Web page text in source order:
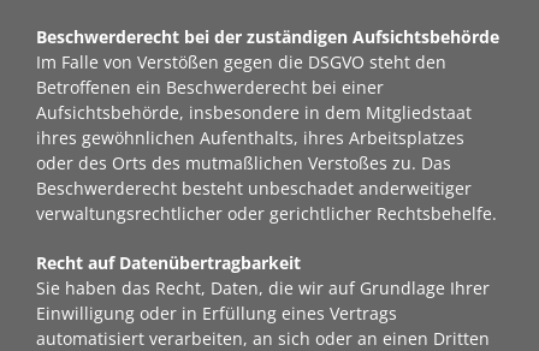
Beschwerde­recht bei der zuständigen Aufsichts­behörde
Im Falle von Verstößen gegen die DSGVO steht den
Betroffenen ein Beschwerderecht bei einer
Aufsichtsbehörde, insbesondere in dem Mitgliedstaat
ihres gewöhnlichen Aufenthalts, ihres Arbeitsplatzes
oder des Orts des mutmaßlichen Verstoßes zu. Das
Beschwerderecht besteht unbeschadet anderweitiger
verwaltungsrechtlicher oder gerichtlicher Rechtsbehelfe.
Recht auf Daten­übertrag­barkeit
Sie haben das Recht, Daten, die wir auf Grundlage Ihrer
Einwilligung oder in Erfüllung eines Vertrags
automatisiert verarbeiten, an sich oder an einen Dritten